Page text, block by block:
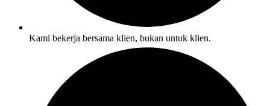
Kami bekerja bersama klien, bukan untuk klien.